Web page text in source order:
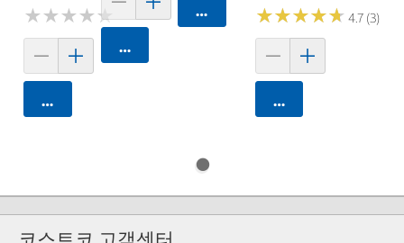
★★★★★
★★★★★
카트에 담기
카트에 담기
카트에 담기
★★★★★
★★★★★ 4.7 (3)
카트에 담기